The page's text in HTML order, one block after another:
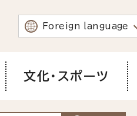
Foreign language
文化・スポーツ